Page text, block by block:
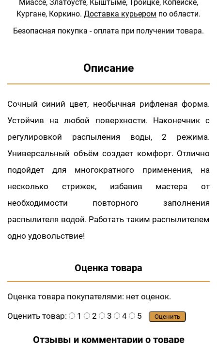
Миассе, Златоусте, Кыштыме, Троицке, Копейске,
Кургане, Коркино. Доставка курьером по области.
Безопасная покупка - оплата при получении товара.
Описание
Cочный синий цвет, необычная рифленая форма.
Устойчив на любой поверхности. Наконечник с
регулировкой распыления воды, 2 режима.
Универсальный объём создает комфорт. Отлично
подойдет для многократного применения, на
несколько стрижек, избавив мастера от
необходимости повторного заполнения
распылителя водой. Работать таким распылителем
одно удовольствие!
Оценка товара
Оценка товара покупателями: нет оценок.
Оценить товар:
1 2 3 4 5 Оценить
Отзывы и комментарии о товаре